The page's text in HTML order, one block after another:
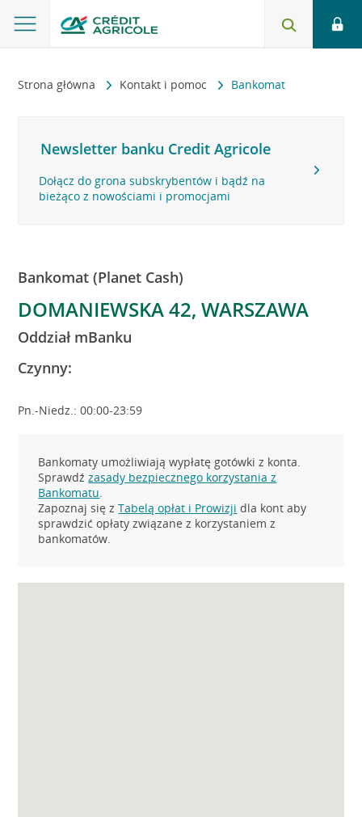
Strona główna Kontakt i pomoc Bankomat
Newsletter banku Credit Agricole
Dołącz do grona subskrybentów i bądź na
bieżąco z nowościami i promocjami
Bankomat (Planet Cash)
DOMANIEWSKA 42, WARSZAWA
Oddział mBanku
Czynny:
Pn.-Niedz.: 00:00-23:59
Bankomaty umożliwiają wypłatę gotówki z konta.
Sprawdźzasady bezpiecznego korzystania z
Bankomatu.
Zapoznaj się zTabelą opłat i Prowizji dla kont aby
sprawdzić opłaty związane z korzystaniem z
bankomatów.